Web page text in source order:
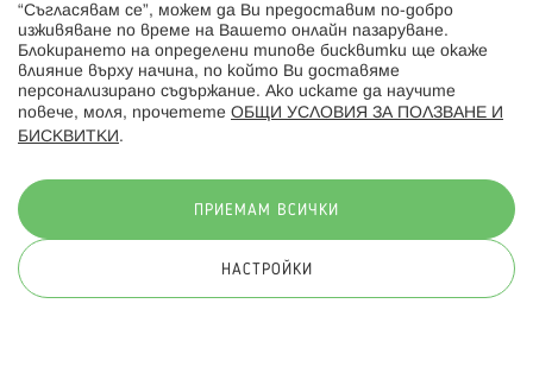
Последвайте ни:
© 2026 Hippoland.net. Всички права запазени
“Съгласявам се”, можем да Ви предоставим по-добро
изживяване по време на Вашето онлайн пазаруване.
Блокирането на определени типове бисквитки ще окаже
влияние върху начина, по който Ви доставяме
персонализирано съдържание. Ако искате да научите
повече, моля, прочетете ОБЩИ УСЛОВИЯ ЗА ПОЛЗВАНЕ И
БИСКВИТКИ .
ПРИЕМАМ ВСИЧКИ
НАСТРОЙКИ